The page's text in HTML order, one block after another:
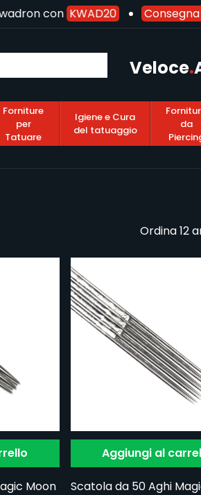
conKWAD20 Consegna
Veloce.
Forniture
per
Tatuare
Igiene e Cura
del tatuaggio
da
Ordina12
Moon
Aggiungi al
Scatola da 50 Aghi